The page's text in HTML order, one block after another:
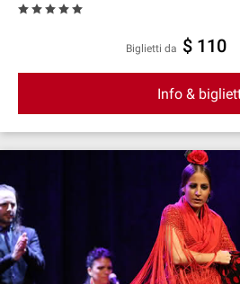
Biglietti da $ 110
Info &